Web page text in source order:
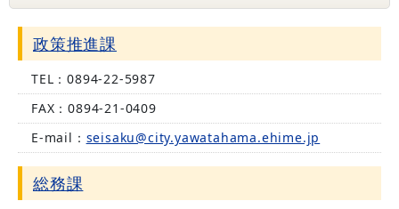
政策推進課
TEL：0894-22-5987
FAX：0894-21-0409
E-mail： seisaku@city.yawatahama.ehime.jp
総務課